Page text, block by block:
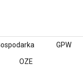
GPW
OZE